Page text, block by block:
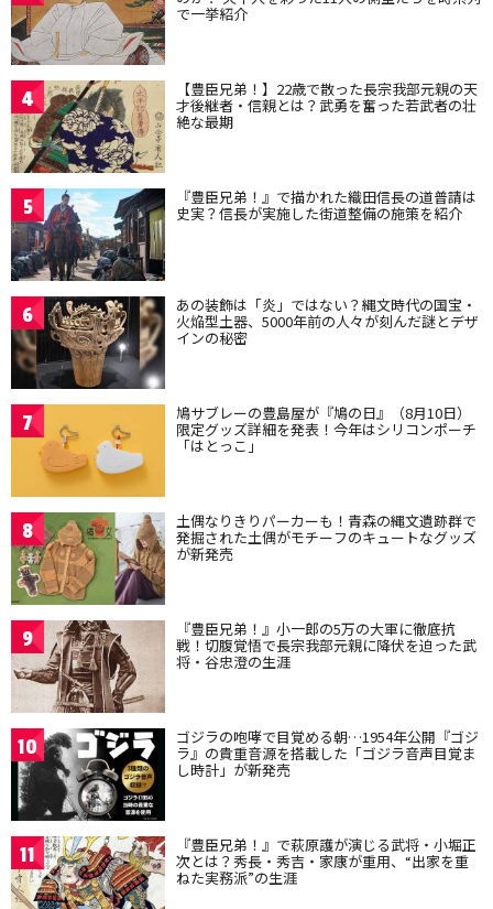
で一挙紹介
4 【豊臣兄弟！】22歳で散った長宗我部元親の天
才後継者・信親とは？武勇を奮った若武者の壮
絶な最期
5 『豊臣兄弟！』で描かれた織田信長の道普請は
史実？信長が実施した街道整備の施策を紹介
6 あの装飾は「炎」ではない？縄文時代の国宝・
火焔型土器、5000年前の人々が刻んだ謎とデザ
インの秘密
7 鳩サブレーの豊島屋が『鳩の日』（8月10日）
限定グッズ詳細を発表！今年はシリコンポーチ
「はとっこ」
8 土偶なりきりパーカーも！青森の縄文遺跡群で
発掘された土偶がモチーフのキュートなグッズ
が新発売
9 『豊臣兄弟！』小一郎の5万の大軍に徹底抗
戦！切腹覚悟で長宗我部元親に降伏を迫った武
将・谷忠澄の生涯
10 ゴジラの咆哮で目覚める朝…1954年公開『ゴジ
ラ』の貴重音源を搭載した「ゴジラ音声目覚ま
し時計」が新発売
11 『豊臣兄弟！』で萩原護が演じる武将・小堀正
次とは？秀長・秀吉・家康が重用、“出家を重
ねた実務派”の生涯